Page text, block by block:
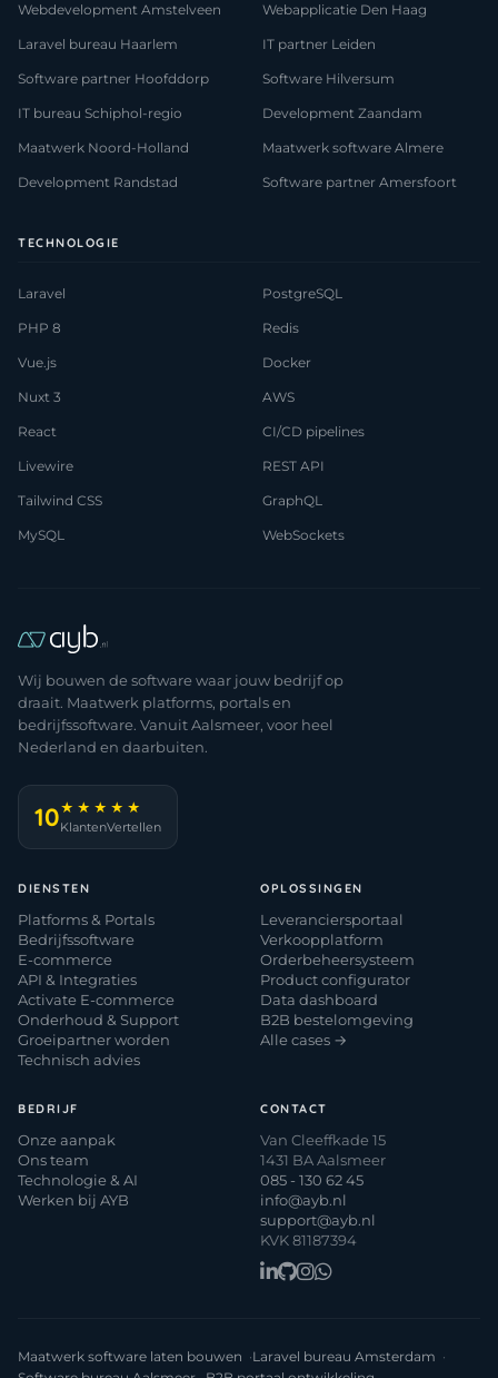
Webdevelopment Amstelveen
Laravel bureau Haarlem
Software partner Hoofddorp
IT bureau Schiphol-regio
Maatwerk Noord-Holland
Development Randstad
Webapplicatie Den Haag
IT partner Leiden
Software Hilversum
Development Zaandam
Maatwerk software Almere
Software partner Amersfoort
TECHNOLOGIE
Laravel
PHP 8
Vue.js
Nuxt 3
React
Livewire
Tailwind CSS
MySQL
PostgreSQL
Redis
Docker
AWS
CI/CD pipelines
REST API
GraphQL
WebSockets
Wij bouwen de software waar jouw bedrijf op
draait. Maatwerk platforms, portals en
bedrijfssoftware. Vanuit Aalsmeer, voor heel
Nederland en daarbuiten.
10★★★★★
KlantenVertellen
DIENSTEN
Platforms & Portals
Bedrijfssoftware
E-commerce
API & Integraties
Activate E-commerce
Onderhoud & Support
Groeipartner worden
Technisch advies
OPLOSSINGEN
Leveranciersportaal
Verkoopplatform
Orderbeheersysteem
Product configurator
Data dashboard
B2B bestelomgeving
Alle cases →
BEDRIJF
Onze aanpak
Ons team
Technologie & AI
Werken bij AYB
CONTACT
Van Cleeffkade 15
1431 BA Aalsmeer
085 - 130 62 45
info@ayb.nl
support@ayb.nl
KVK 81187394
Maatwerk software laten bouwen
Laravel bureau Amsterdam